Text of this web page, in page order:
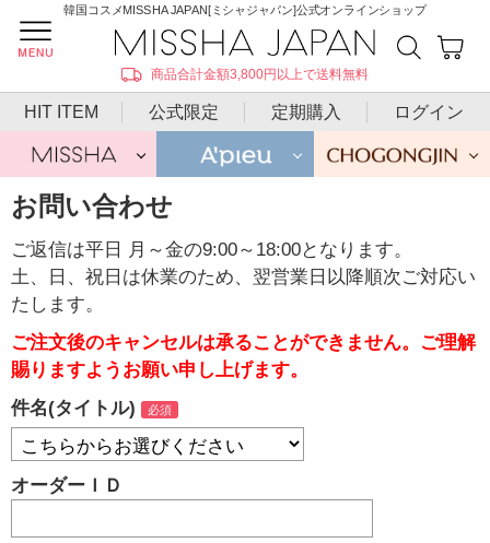
韓国コスメMISSHA JAPAN[ミシャジャパン]公式オンラインショップ
商品合計金額3,800円以上で送料無料
HIT ITEM 公式限定 定期購入 ログイン
お問い合わせ
ご返信は平日 月～金の9:00～18:00となります。
土、日、祝日は休業のため、翌営業日以降順次ご対応い
たします。
ご注文後のキャンセルは承ることができません。ご理解
賜りますようお願い申し上げます。
件名(タイトル)
オーダーＩＤ